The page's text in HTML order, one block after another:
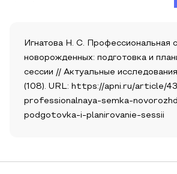
Игнатова Н. С. Профессиональная
новорожденных: подготовка и
сессии // Актуальные
(108). URL: https://apni.ru/article/
professionalnaya-semka-
podgotovka-i-planirovanie-sessii